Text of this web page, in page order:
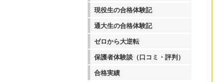
現役生の合格体験記
通大生の合格体験記
ゼロから大逆転
保護者体験談（口コミ・評判）
合格実績